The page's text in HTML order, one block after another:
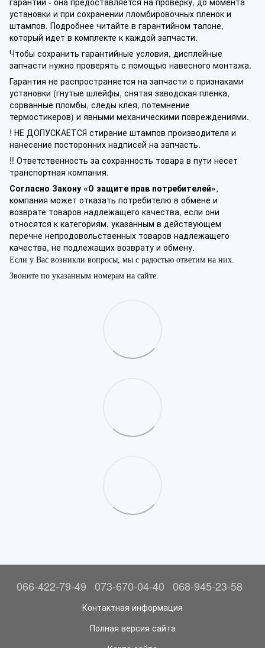
установки и при сохранении пломбировочных пленок и
штампов. Подробнее читайте в гарантийном талоне,
который идет в комплекте к каждой запчасти.
Чтобы сохранить гарантийные условия, дисплейные
запчасти нужно проверять с помощью навесного монтажа.
Гарантия не распространяется на запчасти с признаками
установки (гнутые шлейфы, снятая заводская пленка,
сорванные пломбы, следы клея, потемнение
термостикеров) и явными механическими повреждениями.
! НЕ ДОПУСКАЕТСЯ стирание штампов производителя и
нанесение посторонних надписей на запчасть.
!! Ответственность за сохранность товара в пути несет
транспортная компания.
Согласно Закону «О защите прав потребителей»,
компания может отказать потребителю в обмене и
возврате товаров надлежащего качества, если они
относятся к категориям, указанным в действующем
перечне непродовольственных товаров надлежащего
качества, не подлежащих возврату и обмену.
Если у Вас возникли вопросы, мы с радостью ответим на них.
Звоните по указанным номерам на сайте.
066-422-79-49 073-670-04-40 068-945-23-58
Контактная информация
Полная версия сайта